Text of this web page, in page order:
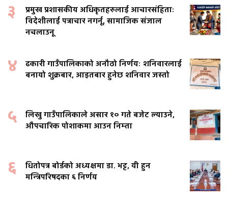
३
प्रमुख प्रशासकीय अधिकृतहरुलाई आचारसंहिताः
विदेशीलाई पत्राचार नगर्नू, सामाजिक संजाल
नचलाउनू
४
ढकारी गाउँपालिकाको अनौठो निर्णयः शनिवारलाई
बनायो शुक्रबार, आइतबार हुनेछ शनिवार जस्तो
५
लिखु गाउँपालिकाले असार १० गते बजेट ल्याउने,
औपचारिक पोशाकमा आउन निम्ता
६
धितोपत्र बोर्डको अध्यक्षमा डा. भट्ट, यी हुन
मन्त्रिपरिषदका ६ निर्णय